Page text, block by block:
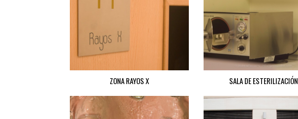
ZONA RAYOS X SALA DE ESTERILIZACIÓN